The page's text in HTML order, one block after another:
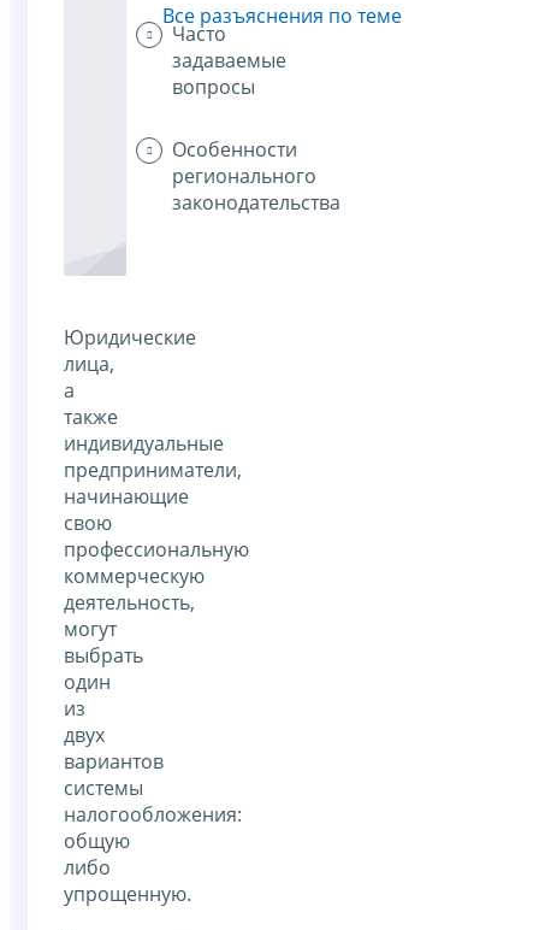
Часто
задаваемые
вопросы
Особенности
регионального
законодательства
Юридические
лица,
а
также
индивидуальные
предприниматели,
начинающие
свою
профессиональную
коммерческую
деятельность,
могут
выбрать
один
из
двух
вариантов
системы
налогообложения:
общую
либо
упрощенную.
Все разъяснения по теме